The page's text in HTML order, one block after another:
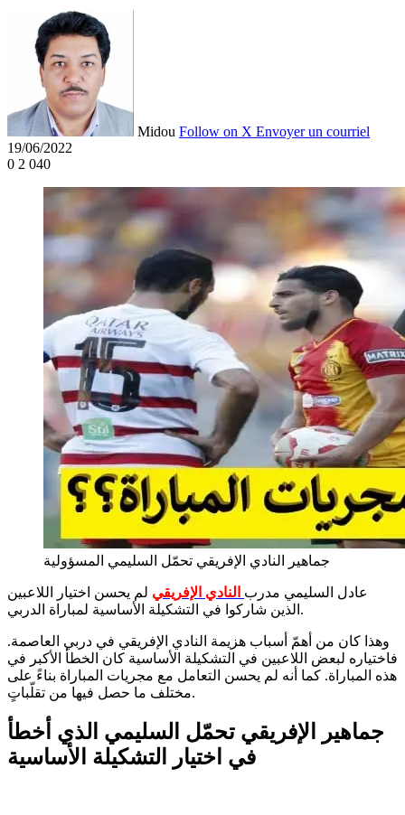
Midou Follow on X Envoyer un courriel
19/06/2022
0 2 040
جماهير النادي الإفريقي تحمّل السليمي المسؤولية
عادل السليمي مدرب النادي الإفريقي لم يحسن اختيار اللاعبين
الذين شاركوا في التشكيلة الأساسية لمباراة الدربي.
وهذا كان من أهمّ أسباب هزيمة النادي الإفريقي في دربي العاصمة.
فاختياره لبعض اللاعبين في التشكيلة الأساسية كان الخطأ الأكبر في
هذه المباراة. كما أنه لم يحسن التعامل مع مجريات المباراة بناءً على
مختلف ما حصل فيها من تقلّباتٍ.
جماهير الإفريقي تحمّل السليمي الذي أخطأ
في اختيار التشكيلة الأساسية